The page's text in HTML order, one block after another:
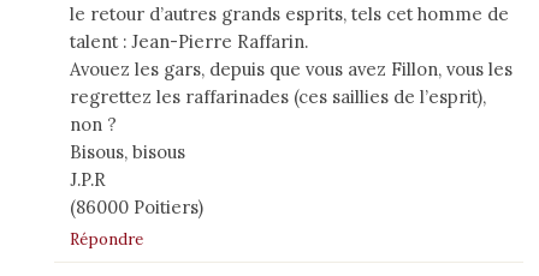
le retour d’autres grands esprits, tels cet homme de
talent : Jean-Pierre Raffarin.
Avouez les gars, depuis que vous avez Fillon, vous les
regrettez les raffarinades (ces saillies de l’esprit),
non ?
Bisous, bisous
J.P.R
(86000 Poitiers)
Répondre